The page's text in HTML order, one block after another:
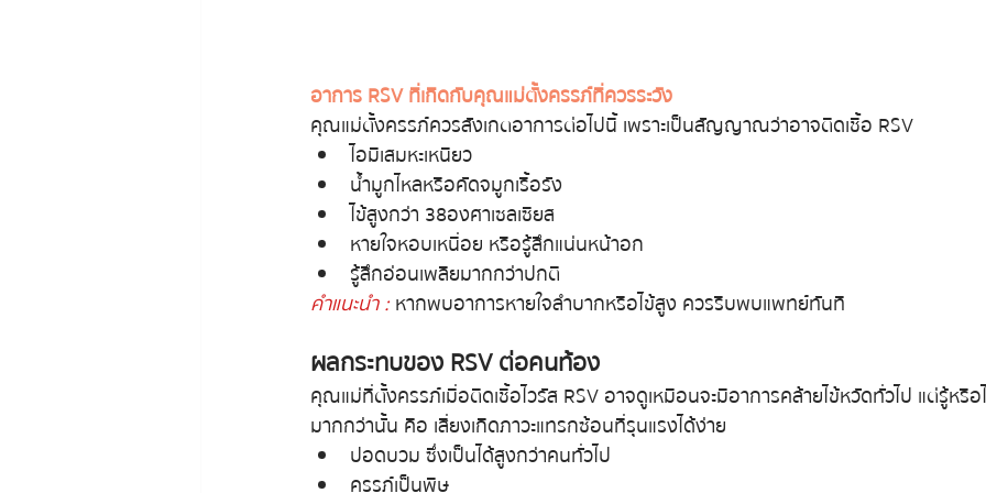
อาการ RSV ที่เกิดกับคุณแม่ตั้งครรภ์ที่ควรระวัง
คุณแม่ตั้งครรภ์ควรสังเกตอาการต่อไปนี้ เพราะเป็นสัญญาณว่าอาจติดเชื้อ RSV
ไอมีเสมหะเหนียว
น้ำมูกไหลหรือคัดจมูกเรื้อรัง
ไข้สูงกว่า 38 องศาเซลเซียส
หายใจหอบเหนื่อย หรือรู้สึกแน่นหน้าอก
รู้สึกอ่อนเพลียมากกว่าปกติ
คำแนะนำ : หากพบอาการหายใจลำบากหรือไข้สูง ควรรีบพบแพทย์ทันที
ผลกระทบของ RSV ต่อคนท้อง
คุณแม่ที่ตั้งครรภ์เมื่อติดเชื้อไวรัส RSV อาจดูเหมือนจะมีอาการคล้ายไข้หวัดทั่วไป แต่รู้หรือ
มากกว่านั้น คือ เสี่ยงเกิดภาวะแทรกซ้อนที่รุนแรงได้ง่าย
ปอดบวม ซึ่งเป็นได้สูงกว่าคนทั่วไป
ครรภ์เป็นพิษ